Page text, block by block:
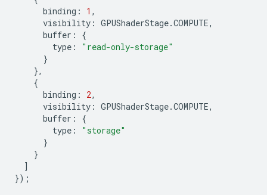
binding : 1 ,
visibility : GPUShaderStage.COMPUTE,
buffer :
{
type :
"read-only-storage"
}
},
{
binding : 2,
visibility : GPUShaderStage.COMPUTE,
buffer :
{
type :
"storage"
}
}
]
});